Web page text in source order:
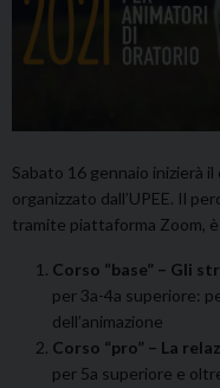
Sabato 16 gennaio inizierà
organizzato dall’UPEE. Il
tramite piattaforma Zoom,
Corso “base” – Gli
per 3a-4a superiore:
dell’animazione
Corso “pro” – La
per 5a superiore e